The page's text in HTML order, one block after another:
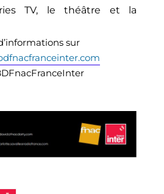
TV, le théâtre et la
sur